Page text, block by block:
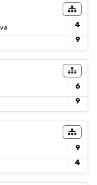
4
9
6
9
9
4